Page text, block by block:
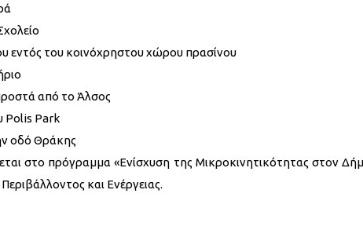
του κοινόχρηστου χώρου πρασίνου
από το Άλσος
Polis Park
οδό Θράκης
στο πρόγραμμα «Ενίσχυση της Mικροκινητικότητας στον
και Ενέργειας.